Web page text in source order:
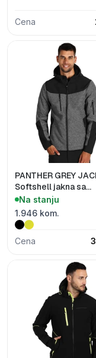
Cena
PANTHER GREY
Softshell jakna sa
kapuljačom
Na stanju
1.946 kom.
Cena